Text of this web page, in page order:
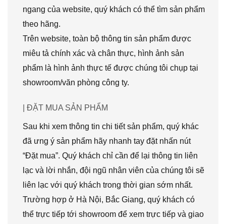
ngang của website, quý khách có thể tìm sản phẩm
theo hãng.
Trên website, toàn bộ thông tin sản phẩm được
miêu tả chính xác và chân thực, hình ảnh sản
phẩm là hình ảnh thực tế được chúng tôi chụp tại
showroom/văn phòng công ty.
| ĐẶT MUA SẢN PHẨM
Sau khi xem thông tin chi tiết sản phẩm, quý khác
đã ưng ý sản phẩm hãy nhanh tay đặt nhấn nút
“Đặt mua”. Quý khách chỉ cần để lại thông tin liên
lạc và lời nhắn, đội ngũ nhân viên của chúng tôi sẽ
liên lạc với quý khách trong thời gian sớm nhất.
Trường hợp ở Hà Nội, Bắc Giang, quý khách có
thể trực tiếp tới showroom để xem trực tiếp và giao